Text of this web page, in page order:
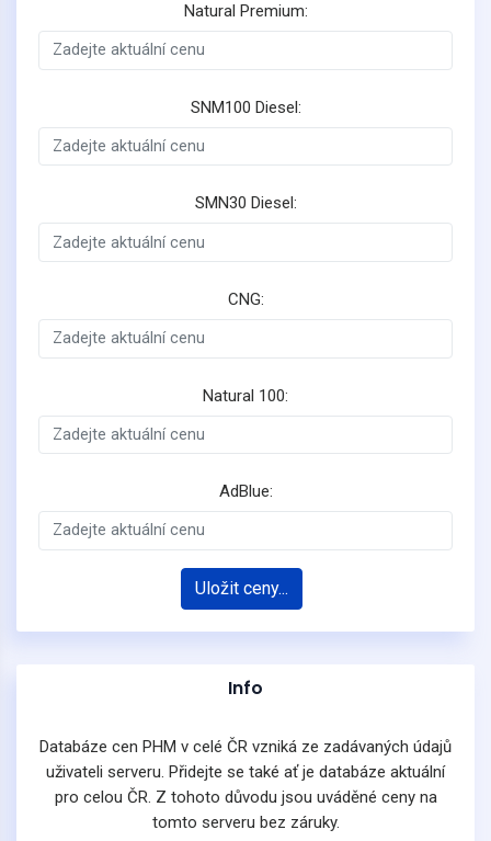
Natural Premium:
SNM100 Diesel:
SMN30 Diesel:
CNG:
Natural 100:
AdBlue:
Uložit ceny...
Info
Databáze cen PHM v celé ČR vzniká ze zadávaných údajů
uživateli serveru. Přidejte se také ať je databáze aktuální
pro celou ČR. Z tohoto důvodu jsou uváděné ceny na
tomto serveru bez záruky.